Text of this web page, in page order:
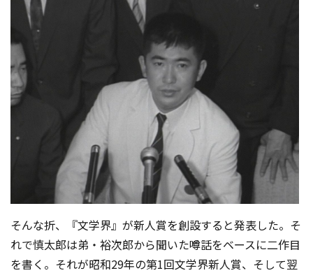
そんな折、『文学界』が新人賞を創設すると発表した。そ
れで慎太郎は弟・裕次郎から聞いた噂話をベースに二作目
を書く。それが昭和29年の第1回文学界新人賞、そして翌